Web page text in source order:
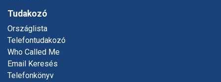
Tudakozó
Országlista
Telefontudakozó
Who Called Me
Email Keresés
Telefonkönyv